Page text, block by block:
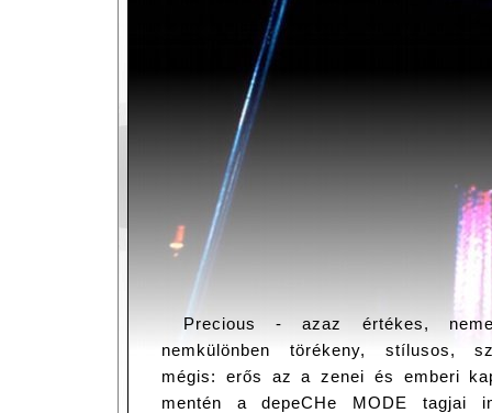
Precious - azaz értékes,
nemkülönben törékeny, stílusos,
mégis: erős az a zenei és emberi
mentén a depeCHe MODE tagjai